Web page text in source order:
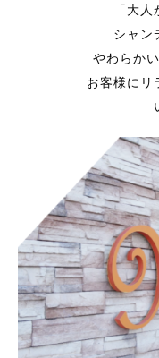
「大
シャン
やわらか
お客様にリ